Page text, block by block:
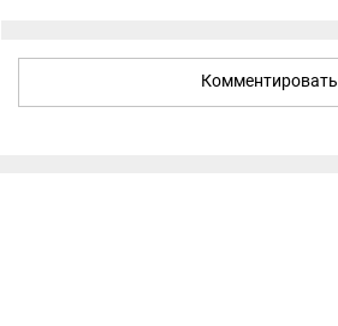
Комментировать